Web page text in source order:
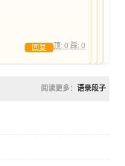
顶: 0 踩: 0
回复
阅读更多： 语录段子